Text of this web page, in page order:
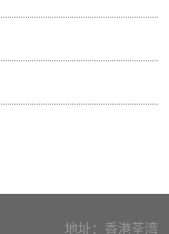
地址：香港荃湾